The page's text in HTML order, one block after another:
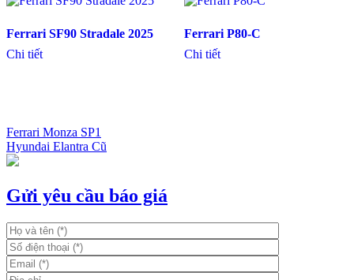
Ferrari SF90 Stradale 2025
Chi tiết
Ferrari P80-C
Chi tiết
Điều
hướng
bài
Ferrari Monza SP1
Hyundai Elantra Cũ
Gửi yêu cầu báo giá